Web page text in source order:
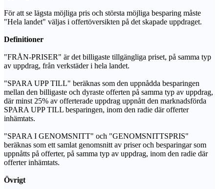
För att se lägsta möjliga pris och största möjliga besparing måste
"Hela landet" väljas i offertöversikten på det skapade uppdraget.
Definitioner
"FRÅN-PRISER" är det billigaste tillgängliga priset, på samma typ
av uppdrag, från verkstäder i hela landet.
"SPARA UPP TILL" beräknas som den uppnådda besparingen
mellan den billigaste och dyraste offerten på samma typ av uppdrag,
där minst 25% av offerterade uppdrag uppnått den marknadsförda
SPARA UPP TILL besparingen, inom den radie där offerter
inhämtats.
"SPARA I GENOMSNITT" och "GENOMSNITTSPRIS"
beräknas som ett samlat genomsnitt av priser och besparingar som
uppnåtts på offerter, på samma typ av uppdrag, inom den radie där
offerter inhämtats.
Övrigt